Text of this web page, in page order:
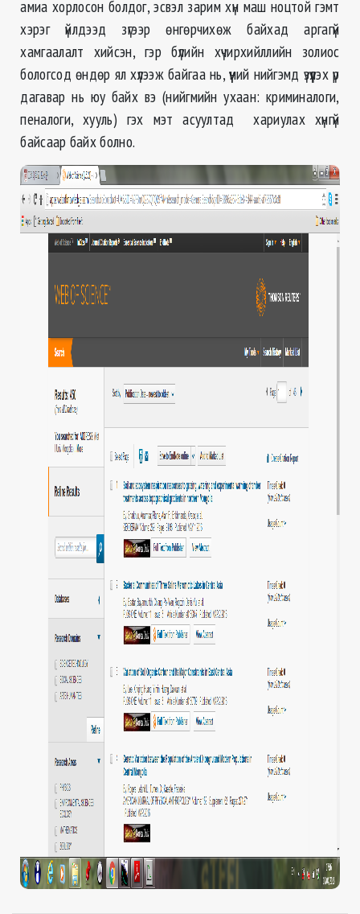
амиа хорлосон болдог, эсвэл зарим хүн маш ноцтой гэмт
хэрэг үйлдээд зүгээр өнгөрчихөж байхад аргагүй
хамгаалалт хийсэн, гэр бүлийн хүчирхийллийн золиос
бологсод өндөр ял хүлээж байгаа нь, үүний нийгэмд үзүүлэх үр
дагавар нь юу байх вэ (нийгмийн ухаан: криминалоги,
пеналоги, хууль) гэх мэт асуултад хариулах хүнгүй
байсаар байх болно.